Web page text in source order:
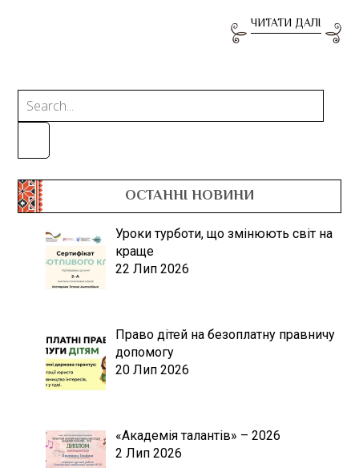
ЧИТАТИ ДАЛІ
ОСТАННІ НОВИНИ
Уроки турботи, що змінюють світ на
краще
22 Лип 2026
Право дітей на безоплатну правничу
допомогу
20 Лип 2026
«Академія талантів» – 2026
2 Лип 2026